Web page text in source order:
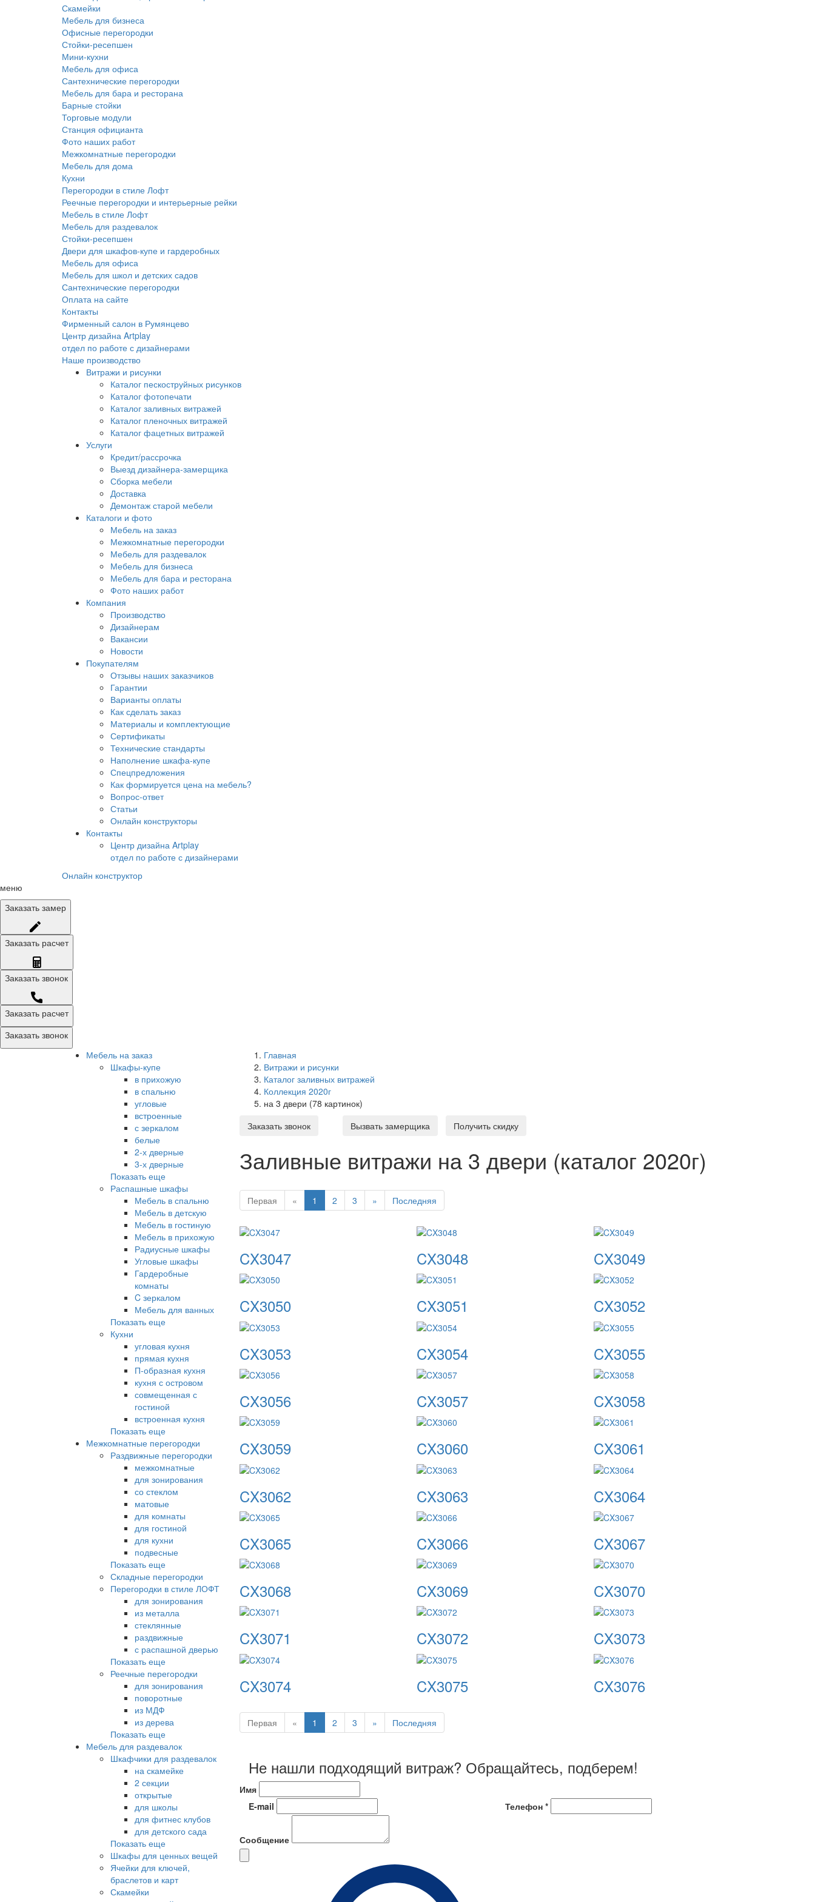
Скамейки
Мебель для бизнеса
Офисные перегородки
Стойки-ресепшен
Мини-кухни
Мебель для офиса
Сантехнические перегородки
Мебель для бара и ресторана
Барные стойки
Торговые модули
Станция официанта
Фото наших работ
Межкомнатные перегородки
Мебель для дома
Кухни
Перегородки в стиле Лофт
Реечные перегородки и интерьерные рейки
Мебель в стиле Лофт
Мебель для раздевалок
Стойки-ресепшен
Двери для шкафов-купе и гардеробных
Мебель для офиса
Мебель для школ и детских садов
Сантехнические перегородки
Оплата на сайте
Контакты
Фирменный салон в Румянцево
Центр дизайна Artplay
отдел по работе с дизайнерами
Наше производство
Витражи и рисунки
Каталог пескоструйных рисунков
Каталог фотопечати
Каталог заливных витражей
Каталог пленочных витражей
Каталог фацетных витражей
Услуги
Кредит/рассрочка
Выезд дизайнера-замерщика
Сборка мебели
Доставка
Демонтаж старой мебели
Каталоги и фото
Мебель на заказ
Межкомнатные перегородки
Мебель для раздевалок
Мебель для бизнеса
Мебель для бара и ресторана
Фото наших работ
Компания
Производство
Дизайнерам
Вакансии
Новости
Покупателям
Отзывы наших заказчиков
Гарантии
Варианты оплаты
Как сделать заказ
Материалы и комплектующие
Сертификаты
Технические стандарты
Наполнение шкафа-купе
Спецпредложения
Как формируется цена на мебель?
Вопрос-ответ
Статьи
Онлайн конструкторы
Контакты
Центр дизайна Artplay
отдел по работе с дизайнерами
Онлайн конструктор
меню
Заказать замер
Заказать расчет
Заказать звонок
Заказать расчет
Заказать звонок
Мебель на заказ
Шкафы-купе
в прихожую
в спальню
угловые
встроенные
с зеркалом
белые
2-х дверные
3-х дверные
Показать еще
Распашные шкафы
Мебель в спальню
Мебель в детскую
Мебель в гостиную
Мебель в прихожую
Радиусные шкафы
Угловые шкафы
Гардеробные
комнаты
C зеркалом
Мебель для ванных
Показать еще
Кухни
угловая кухня
прямая кухня
П-образная кухня
кухня с островом
совмещенная с
гостиной
встроенная кухня
Показать еще
Межкомнатные перегородки
Раздвижные перегородки
межкомнатные
для зонирования
со стеклом
матовые
для комнаты
для гостиной
для кухни
подвесные
Показать еще
Складные перегородки
Перегородки в стиле ЛОФТ
для зонирования
из металла
стеклянные
раздвижные
с распашной дверью
Показать еще
Реечные перегородки
для зонирования
поворотные
из МДФ
из дерева
Показать еще
Мебель для раздевалок
Шкафчики для раздевалок
на скамейке
2 секции
открытые
для школы
для фитнес клубов
для детского сада
Показать еще
Шкафы для ценных вещей
Ячейки для ключей,
браслетов и карт
Скамейки
Главная
Витражи и рисунки
Каталог заливных витражей
Коллекция 2020г
на 3 двери (78 картинок)
Заказать звонок
Вызвать замерщика Получить скидку
Заливные витражи на 3 двери (каталог 2020г)
Первая « 1 2 3 » Последняя
CX3047 CX3048 CX3049
CX3050 CX3051 CX3052
CX3053 CX3054 CX3055
CX3056 CX3057 CX3058
CX3059 CX3060 CX3061
CX3062 CX3063 CX3064
CX3065 CX3066 CX3067
CX3068 CX3069 CX3070
CX3071 CX3072 CX3073
CX3074 CX3075 CX3076
Первая « 1 2 3 » Последняя
Не нашли подходящий витраж? Обращайтесь, подберем!
Имя
E-mail
Телефон *
Сообщение